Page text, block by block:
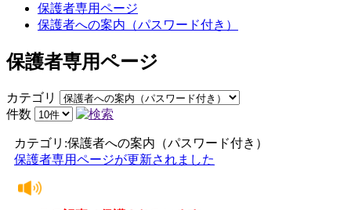
保護者専用ページ
保護者への案内（パスワード付き）
保護者専用ページ
カテゴリ
件数
カテゴリ:保護者への案内（パスワード付き）
保護者専用ページが更新されました